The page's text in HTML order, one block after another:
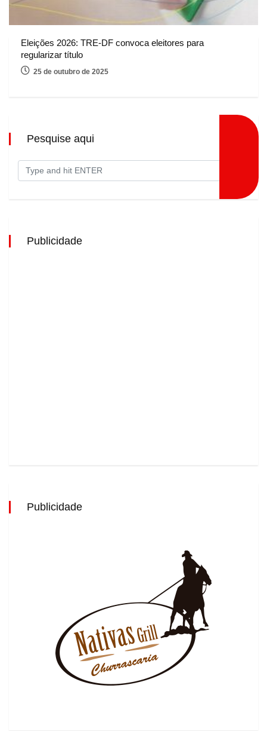
Eleições 2026: TRE-DF convoca eleitores para
regularizar título
25 de outubro de 2025
Pesquise aqui
Publicidade
Publicidade